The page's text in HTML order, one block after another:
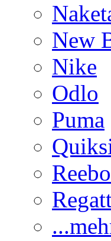
New
Nike
Odlo
Puma